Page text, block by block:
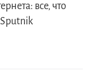
все, что